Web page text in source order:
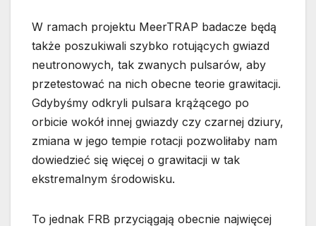
W ramach projektu MeerTRAP badacze będą
także poszukiwali szybko rotujących gwiazd
neutronowych, tak zwanych pulsarów, aby
przetestować na nich obecne teorie grawitacji.
Gdybyśmy odkryli pulsara krążącego po
orbicie wokół innej gwiazdy czy czarnej dziury,
zmiana w jego tempie rotacji pozwoliłaby nam
dowiedzieć się więcej o grawitacji w tak
ekstremalnym środowisku.
To jednak FRB przyciągają obecnie najwięcej